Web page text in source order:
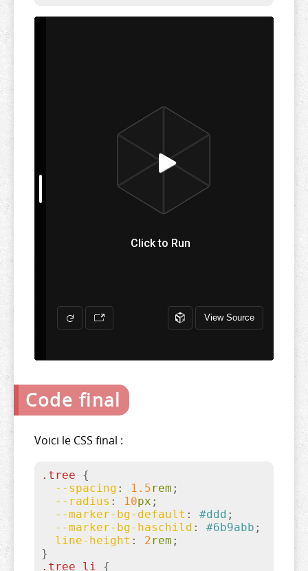
Code final
Voici le CSS final :
.tree
{
--spacing : 1.5rem ;
--radius : 10px ;
--marker-bg-default : #ddd ;
--marker-bg-haschild : #6b9abb ;
line-height : 2rem
}
.tree
li
{